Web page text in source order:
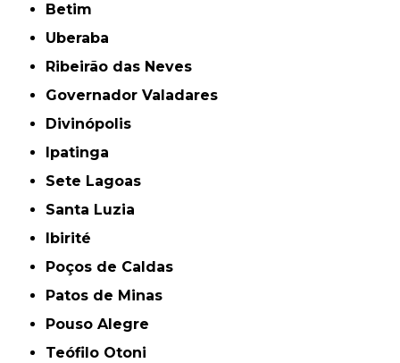
Betim
Uberaba
Ribeirão das Neves
Governador Valadares
Divinópolis
Ipatinga
Sete Lagoas
Santa Luzia
Ibirité
Poços de Caldas
Patos de Minas
Pouso Alegre
Teófilo Otoni